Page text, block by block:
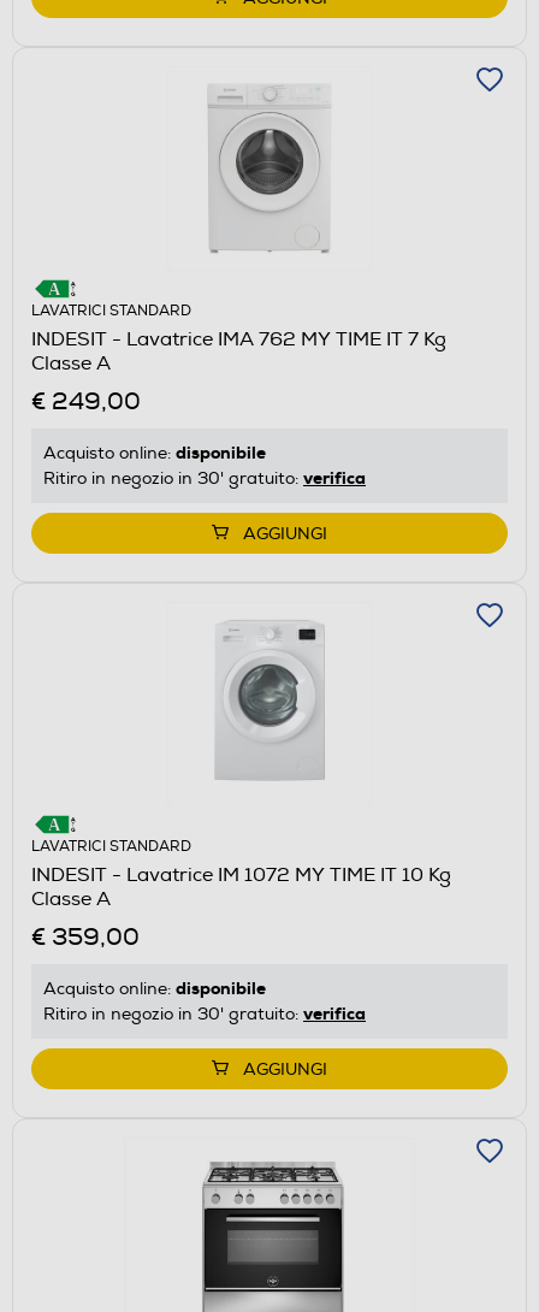
LAVATRICI STANDARD
INDESIT - Lavatrice IMA 762 MY TIME IT 7 Kg
Classe A
€ 249,00
Acquisto online: disponibile
Ritiro in negozio in 30' gratuito: verifica
AGGIUNGI
LAVATRICI STANDARD
INDESIT - Lavatrice IM 1072 MY TIME IT 10 Kg
Classe A
€ 359,00
Acquisto online: disponibile
Ritiro in negozio in 30' gratuito: verifica
AGGIUNGI